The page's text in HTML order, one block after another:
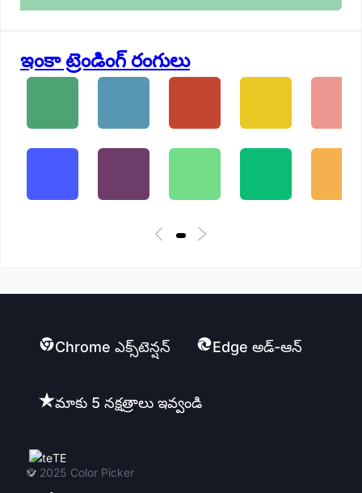
ఇంకా ట్రెండింగ్ రంగులు
Chrome ఎక్స్‌టెన్షన్ Edge అడ్-ఆన్
మాకు 5 నక్షత్రాలు ఇవ్వండి
TE
© 2025 Color Picker